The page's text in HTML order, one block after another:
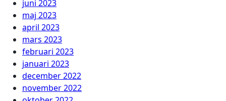
juni 2023
maj 2023
april 2023
mars 2023
februari 2023
januari 2023
december 2022
november 2022